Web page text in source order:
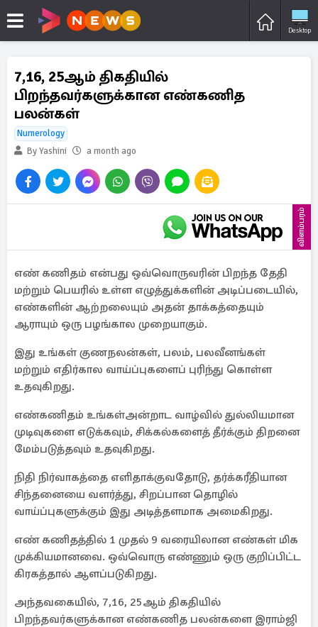
Desktop
7,16, 25ஆம் திகதியில்
பிறந்தவர்களுக்கான எண்கணித
பலன்கள்
Numerology
By Yashini
a month ago
விளம்பரம்
எண் கணிதம் என்பது ஒவ்வொருவரின் பிறந்த தேதி
மற்றும் பெயரில் உள்ள எழுத்துக்களின் அடிப்படையில்,
எண்களின் ஆற்றலையும் அதன் தாக்கத்தையும்
ஆராயும் ஒரு பழங்கால முறையாகும்.
இது உங்கள் குணநலன்கள், பலம், பலவீனங்கள்
மற்றும் எதிர்கால வாய்ப்புகளைப் புரிந்து கொள்ள
உதவுகிறது.
எண்கணிதம் உங்கள்அன்றாட வாழ்வில் துல்லியமான
முடிவுகளை எடுக்கவும், சிக்கல்களைத் தீர்க்கும் திறனை
மேம்படுத்தவும் உதவுகிறது.
நிதி நிர்வாகத்தை எளிதாக்குவதோடு, தர்க்கரீதியான
சிந்தனையை வளர்த்து, சிறப்பான தொழில்
வாய்ப்புகளுக்கும் இது அடித்தளமாக அமைகிறது.
எண் கணிதத்தில் 1 முதல் 9 வரையிலான எண்கள் மிக
முக்கியமானவை. ஒவ்வொரு எண்ணும் ஒரு குறிப்பிட்ட
கிரகத்தால் ஆளப்படுகிறது.
அந்தவகையில், 7,16, 25ஆம் திகதியில்
பிறந்தவர்களுக்கான எண்கணித பலன்களை இராம்ஜி